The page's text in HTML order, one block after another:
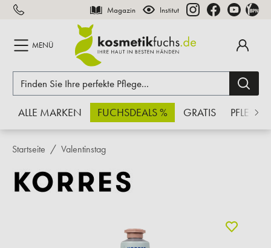
springen Magazin Institut
MENÜ
ALLE MARKEN FUCHSDEALS % GRATIS PFLEGE
Startseite Valentinstag